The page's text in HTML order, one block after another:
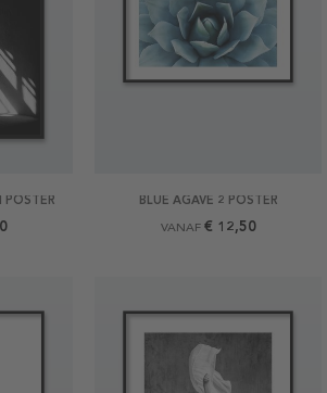
POSTER
BLUE AGAVE 2 POSTER
VANAF € 12,50